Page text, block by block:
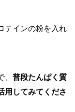
テインの粉を入れ
普段たんぱく質
用してみてくださ